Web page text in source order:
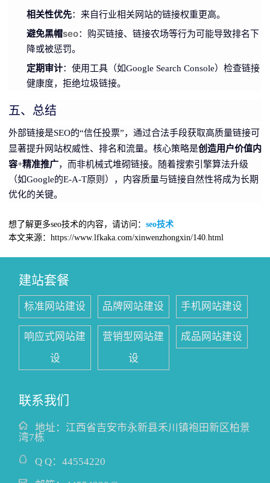
相关性优先：来自行业相关网站的链接权重更高。
避免黑帽seo：购买链接、链接农场等行为可能导致排名下
降或被惩罚。
定期审计：使用工具（如Google Search Console）检查链接
健康度，拒绝垃圾链接。
五、总结
外部链接是SEO的“信任投票”，通过合法手段获取高质量链接可
显著提升网站权威性、排名和流量。核心策略是创造用户价值内
容+精准推广，而非机械式堆砌链接。随着搜索引擎算法升级
（如Google的E-A-T原则），内容质量与链接自然性将成为长期
优化的关键。
想了解更多seo技术的内容，请访问： seo技术
本文来源：https://www.lfkaka.com/xinwenzhongxin/140.html
建站套餐
标准网站建设 品牌网站建设 手机网站建设
响应式网站建
设
营销型网站建
设
成品网站建设
联系我们
地址： 江西省吉安市永新县禾川镇袍田新区柏景
湾7栋
Q Q： 44554220